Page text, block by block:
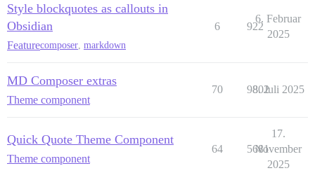
Style blockquotes as callouts in
Obsidian
Featurecomposer, markdown
6 922
6. Februar
2025
MD Composer extras
Theme component
70 9802
8. Juli 2025
Quick Quote Theme Component
Theme component
64 5681
17.
November
2025